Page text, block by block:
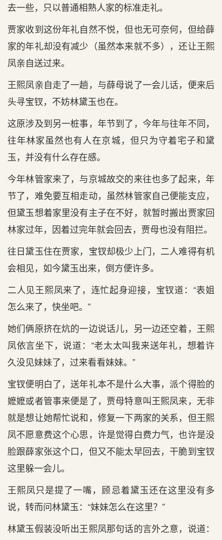
去一些，只以普通相熟人家的标准走礼。
贾家收到这份年礼自然不悦，但也无可奈何，但给薛
家的年礼却没有减少（虽然本来就不多），还让王熙
凤亲自送过来。
王熙凤亲自走了一趟，与薛母说了一会儿话，便来后
头寻宝钗，不妨林黛玉也在。
这原涉及到另一桩事，年节到了，今年与往年不同，
往年林家虽然也有人在京城，但只为守着宅子和黛
玉，并没有什么存在感。
今年林管家来了，与京城故交的来往也多了起来，年
节了，难免要互相走动，虽然林管家自己便能支应，
但黛玉想着家里没有主子在不好，就暂时搬出贾家回
林家过年，因着过完年就会回去，贾母也没有阻拦。
往日黛玉住在贾家，宝钗却极少上门，二人难得有机
会相见，如今黛玉出来，倒方便许多。
二人见王熙凤来了，连忙起身迎接，宝钗道：“表姐
怎么来了，快坐吧。”
她们俩原挤在炕的一边说话儿，另一边还空着，王熙
凤依言坐下，说道：“老太太叫我来送年礼，想着许
久没见妹妹了，过来看看妹妹。”
宝钗便明白了，送年礼本不是什么大事，派个得脸的
嬷嬷或者管事来便是了，贾母特意叫王熙凤来，无非
就是想让她帮忙说和，修复一下两家的关系，但王熙
凤不愿意费这个心思，许是觉得白费力气，也许是没
脸跟薛家张这个口，但又不能太早回去，干脆到宝钗
这里躲一会儿。
王熙凤只是提了一嘴，顾忌着黛玉还在这里没有多
说，转而问林黛玉：“妹妹怎么在这里？”
林黛玉假装没听出王熙凤那句话的言外之意，说道：